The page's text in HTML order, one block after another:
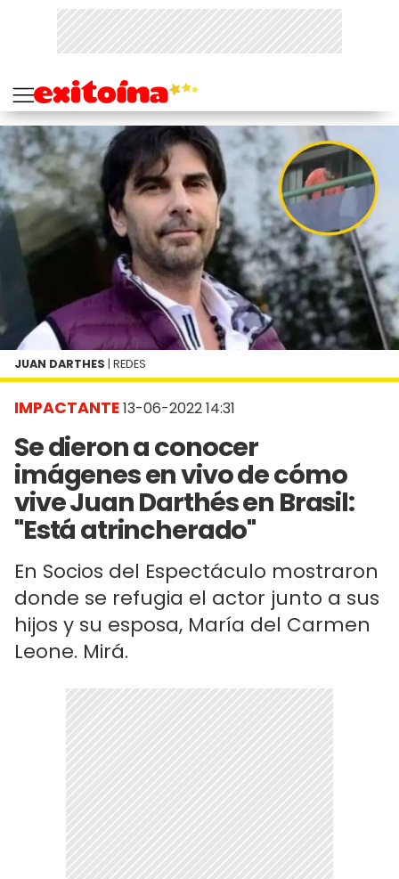
IMPACTANTE13-06-2022 14:31
Se dieron a conocer
imágenes en vivo de cómo
vive Juan Darthés en Brasil:
"Está atrincherado"
En Socios del Espectáculo mostraron
donde se refugia el actor junto a sus
hijos y su esposa, María del Carmen
Leone. Mirá.
JUAN DARTHES | REDES